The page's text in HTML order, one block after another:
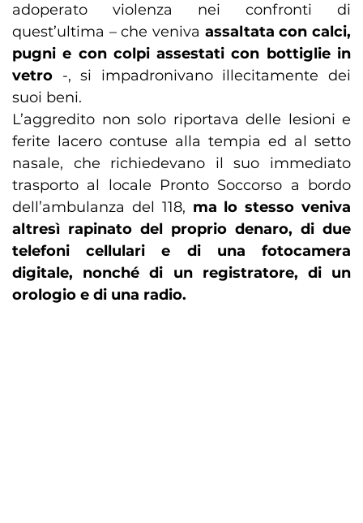
adoperato violenza nei confronti di
quest’ultima – che veniva assaltata con calci,
pugni e con colpi assestati con bottiglie in
vetro -, si impadronivano illecitamente dei
suoi beni.
L’aggredito non solo riportava delle lesioni e
ferite lacero contuse alla tempia ed al setto
nasale, che richiedevano il suo immediato
trasporto al locale Pronto Soccorso a bordo
dell’ambulanza del 118, ma lo stesso veniva
altresì rapinato del proprio denaro, di due
telefoni cellulari e di una fotocamera
digitale, nonché di un registratore, di un
orologio e di una radio.